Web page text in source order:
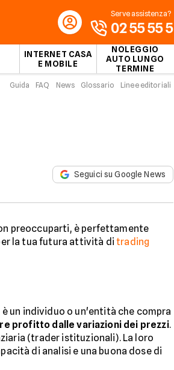
INTERNET CASA
E MOBILE
NOLEGGIO
AUTO LUNGO
TERMINE
Serve assistenza?
02 55 55 5
Guida FAQ News Glossario Linee editoriali
Seguici su Google News
preoccuparti, è perfettamente
la tua futura attività ditrading
è un individuo o un'entità che compra
profitto dalle variazioni dei prezzi.
(trader istituzionali). La loro
di analisi e una buona dose di